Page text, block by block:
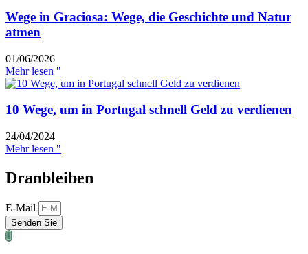
Wege in Graciosa: Wege, die Geschichte und Natur
atmen
01/06/2026
Mehr lesen "
10 Wege, um in Portugal schnell Geld zu verdienen
24/04/2024
Mehr lesen "
Dranbleiben
E-Mail
Senden Sie